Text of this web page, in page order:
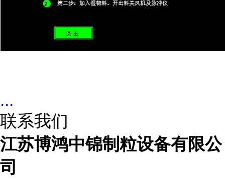
...
联系我们
江苏博鸿中锦制粒设备有限公
司